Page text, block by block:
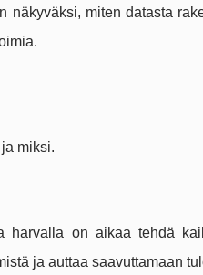
miten datasta
miksi.
harvalla on aikaa tehdä
ja auttaa saavuttamaan